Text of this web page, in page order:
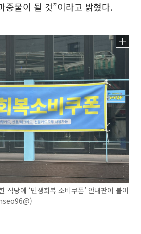
중물이 될 것”이라고 밝혔다.
당에 ‘민생회복 소비쿠폰’ 안내판이 붙어